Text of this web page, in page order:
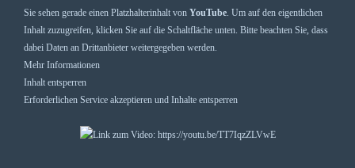
Sie sehen gerade einen Platzhalterinhalt von YouTube . Um auf den eigentlichen
Inhalt zuzugreifen, klicken Sie auf die Schaltfläche unten. Bitte beachten Sie, dass
dabei Daten an Drittanbieter weitergegeben werden.
Mehr Informationen
Inhalt entsperren
Erforderlichen Service akzeptieren und Inhalte entsperren